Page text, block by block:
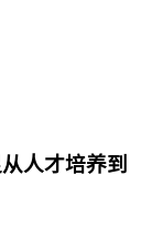
人才培养到